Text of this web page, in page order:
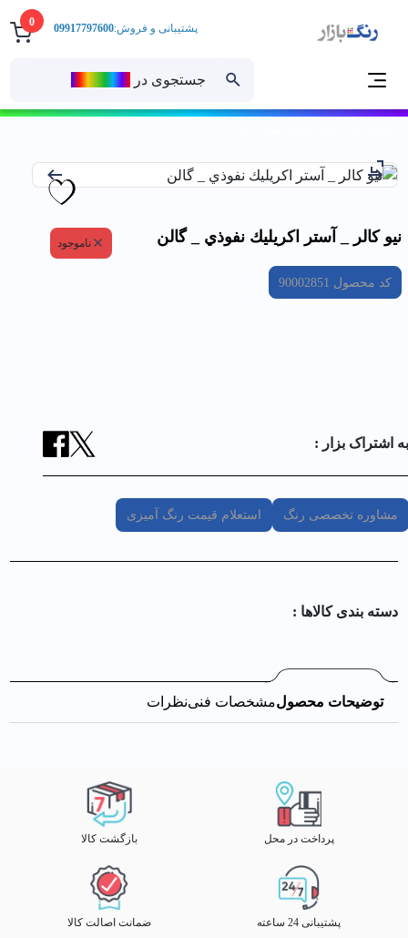
0
جستجوی در
پشتیبانی و فروش:09917797600
نيو كالر _ آستر اكريليك نفوذي _ گالن ناموجود
کد محصول 90002851
به اشتراک بزار :
مشاوره تخصصی رنگ استعلام قیمت رنگ آمیزی
دسته بندی کالا‌ها :
توضیحات محصولمشخصات فنینظرات
پرداخت در محل بازگشت کالا
پشتیبانی 24 ساعته ضمانت اصالت کالا